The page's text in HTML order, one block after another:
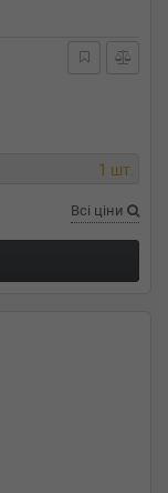
1 шт.
Всі ціни